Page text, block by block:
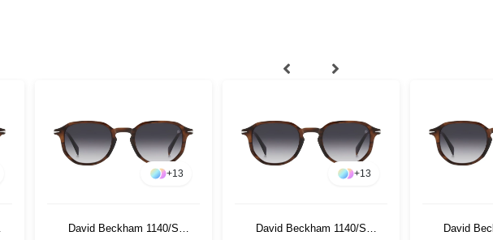
+13
David Beckham 1140/S
+13
David Beckham 1140/S
David